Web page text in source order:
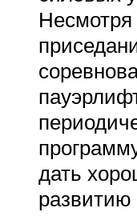
Несмотря
дать